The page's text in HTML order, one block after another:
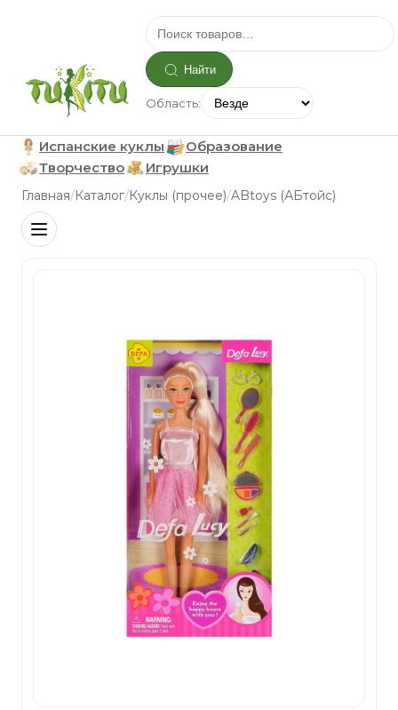
Найти
Область:
Испанские куклы
Образование
Творчество
Игрушки
Главная/Каталог/Куклы (прочее)/ABtoys (АБтойс)